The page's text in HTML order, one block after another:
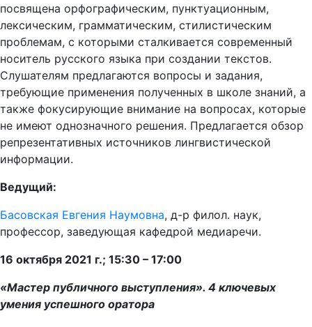
посвящена орфографическим, пунктуационным,
лексическим, грамматическим, стилистическим
проблемам, с которыми сталкивается современный
носитель русского языка при создании текстов.
Слушателям предлагаются вопросы и задания,
требующие применения полученных в школе знаний, а
также фокусирующие внимание на вопросах, которые
не имеют однозначного решения. Предлагается обзор
репрезентативных источников лингвистической
информации.
Ведущий:
Басовская Евгения Наумовна, д-р филол. наук,
профессор, заведующая кафедрой медиаречи.
16 октября 2021 г.; 15:30 – 17:00
«Мастер публичного выступления». 4 ключевых
умения успешного оратора